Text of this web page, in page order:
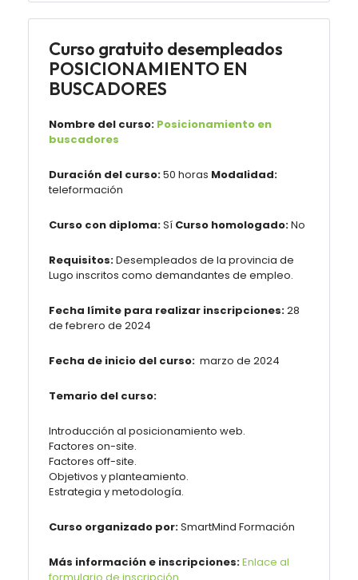
Curso gratuito desempleados
POSICIONAMIENTO EN
BUSCADORES
Nombre del curso: Posicionamiento en
buscadores
Duración del curso:50 horas Modalidad:
teleformación
Curso con diploma:Sí Curso homologado:No
Requisitos:Desempleados de la provincia de
Lugo inscritos como demandantes de empleo.
Fecha límite para realizar inscripciones:28
de febrero de 2024
Fecha de inicio del curso: marzo de 2024
Temario del curso:
Introducción al posicionamiento web.
Factores on-site.
Factores off-site.
Objetivos y planteamiento.
Estrategia y metodología.
Curso organizado por:SmartMind Formación
Más información e inscripciones:Enlace al